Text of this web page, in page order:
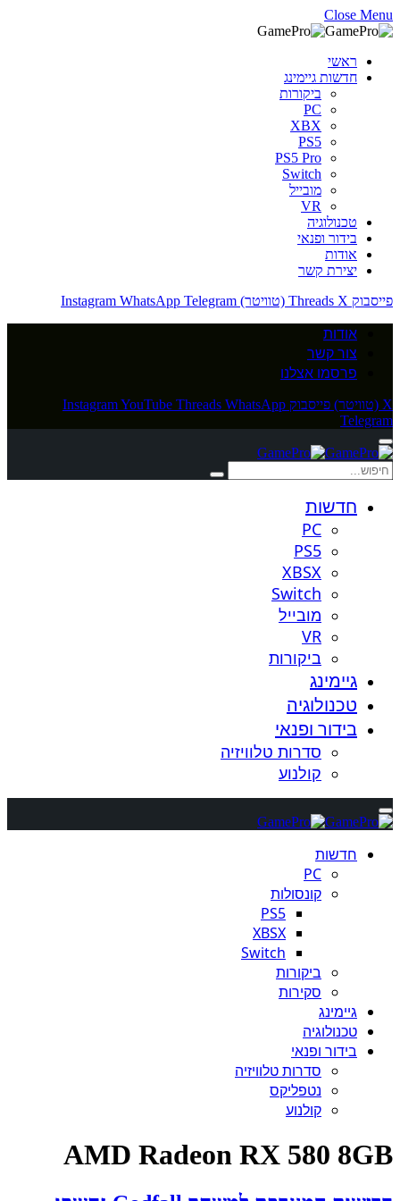
Close Menu
ראשי
חדשות גיימינג
ביקורות
PC
XBX
PS5
PS5 Pro
Switch
מובייל
VR
טכנולוגיה
בידור ופנאי
אודות
יצירת קשר
פייסבוק
Threads X (טוויטר) Instagram WhatsApp Telegram
אודות
צור קשר
פרסמו אצלנו
X (טוויטר) פייסבוק InstagramYouTube Threads WhatsApp
Telegram
חדשות
PC
PS5
XBSX
Switch
מובייל
VR
ביקורות
גיימינג
טכנולוגיה
בידור ופנאי
סדרות טלוויזיה
קולנוע
חדשות
PC
קונסולות
PS5
XBSX
Switch
ביקורות
סקירות
גיימינג
טכנולוגיה
בידור ופנאי
סדרות טלוויזיה
נטפליקס
קולנוע
AMD Radeon RX 580 8GB